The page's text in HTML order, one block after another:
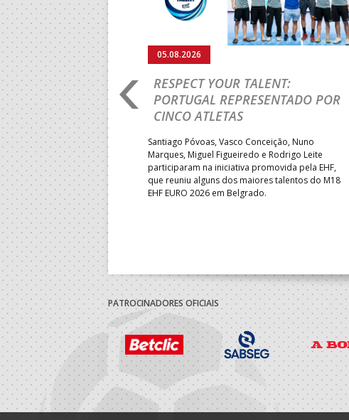
2026: PORTUGAL
E SEGUE NA LUTA
18 regressou às vitórias no
ao superar a Suécia por 32-
uma vaga para o
do Mundo.
05.08.2026
RESPECT YOUR TALENT:
PORTUGAL REPRESENTADO POR
CINCO ATLETAS
Santiago Póvoas, Vasco Conceição, Nuno
Marques, Miguel Figueiredo e Rodrigo Leite
participaram na iniciativa promovida pela EHF,
que reuniu alguns dos maiores talentos do M18
EHF EURO 2026 em Belgrado.
PATROCINADORES OFICIAIS